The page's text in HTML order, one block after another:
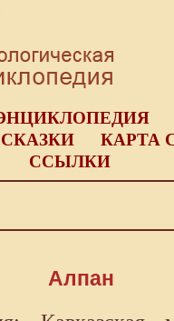
СКАЗКИ
КАРТА
ССЫЛКИ
Алпан